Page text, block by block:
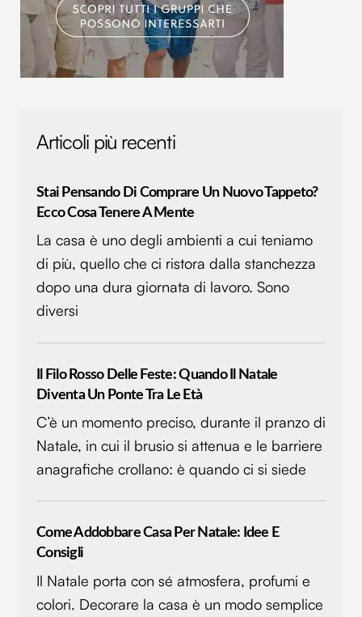
Articoli più recenti
Stai Pensando Di Comprare Un Nuovo Tappeto?
Ecco Cosa Tenere A Mente
La casa è uno degli ambienti a cui teniamo
di più, quello che ci ristora dalla stanchezza
dopo una dura giornata di lavoro. Sono
diversi
Il Filo Rosso Delle Feste: Quando Il Natale
Diventa Un Ponte Tra Le Età
C’è un momento preciso, durante il pranzo di
Natale, in cui il brusio si attenua e le barriere
anagrafiche crollano: è quando ci si siede
Come Addobbare Casa Per Natale: Idee E
Consigli
Il Natale porta con sé atmosfera, profumi e
colori. Decorare la casa è un modo semplice